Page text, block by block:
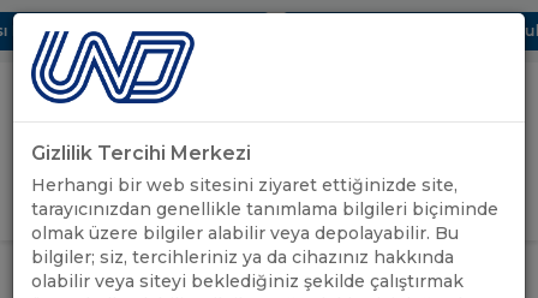
UBAK Bölümü Hakkında UND, Yunanistan Vize
Uluslararası Nakliyeciler Derneği
GİRİŞ YAP
ÖNEMLİ
BİRLEŞİK KRALLIK: EMNİYET VE
GÜVENLİK BEYANLARI S&S -
Gizlilik Tercihi Merkezi
Herhangi bir web sitesini ziyaret ettiğinizde site,
tarayıcınızdan genellikle tanımlama bilgileri biçiminde
olmak üzere bilgiler alabilir veya depolayabilir. Bu
bilgiler; siz, tercihleriniz ya da cihazınız hakkında
olabilir veya siteyi beklediğiniz şekilde çalıştırmak